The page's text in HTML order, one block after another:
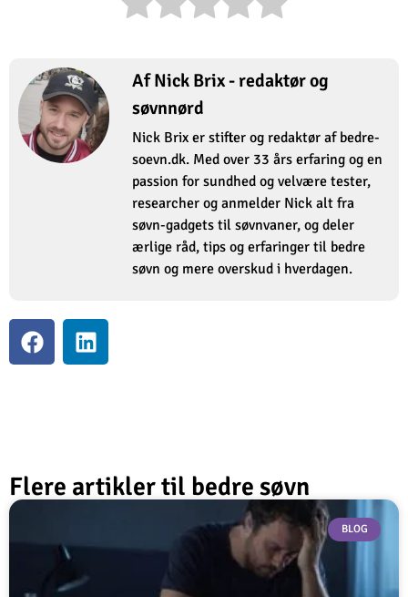
Af Nick Brix - redaktør og
søvnnørd
Nick Brix er stifter og redaktør af bedre-
soevn.dk. Med over 33 års erfaring og en
passion for sundhed og velvære tester,
researcher og anmelder Nick alt fra
søvn-gadgets til søvnvaner, og deler
ærlige råd, tips og erfaringer til bedre
søvn og mere overskud i hverdagen.
Flere artikler til bedre søvn
BLOG